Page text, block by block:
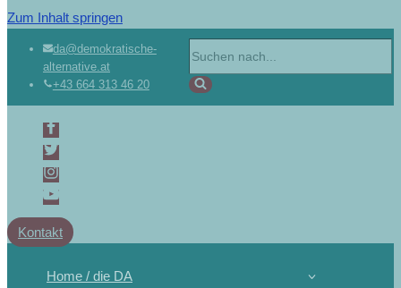
Zum Inhalt springen
da@demokratische-
alternative.at
+43 664 313 46 20
Kontakt
Home / die DA